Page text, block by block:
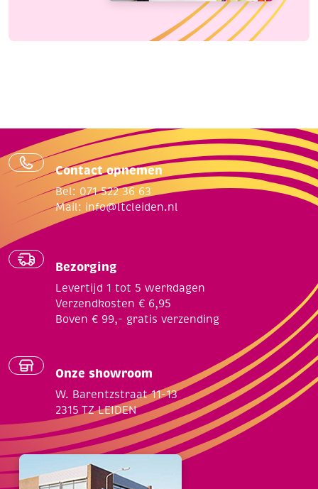
Contact opnemen
Bel: 071 522 36 63
Mail: info@ltcleiden.nl
Bezorging
Levertijd 1 tot 5 werkdagen
Verzendkosten € 6,95
Boven € 99,- gratis verzending
Onze showroom
W. Barentzstraat 11-13
2315 TZ LEIDEN